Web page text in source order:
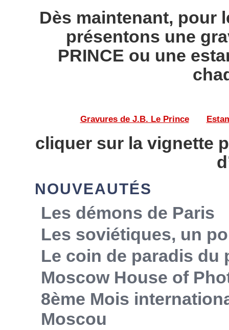
Dès maintenant, pour
présentons une
PRINCE ou une
Gravures de J.B. Le Prince——
cliquer sur la vignette
NOUVEAUTÉS
Les démons de Paris
Les soviétiques, un
Le coin de paradis du
Moscow House of
8ème Mois
Moscou